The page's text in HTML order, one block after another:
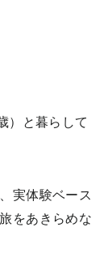
）と暮らして
実体験ベース
をあきらめな